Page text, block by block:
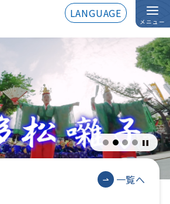
LANGUAGE
メニュー
一覧へ